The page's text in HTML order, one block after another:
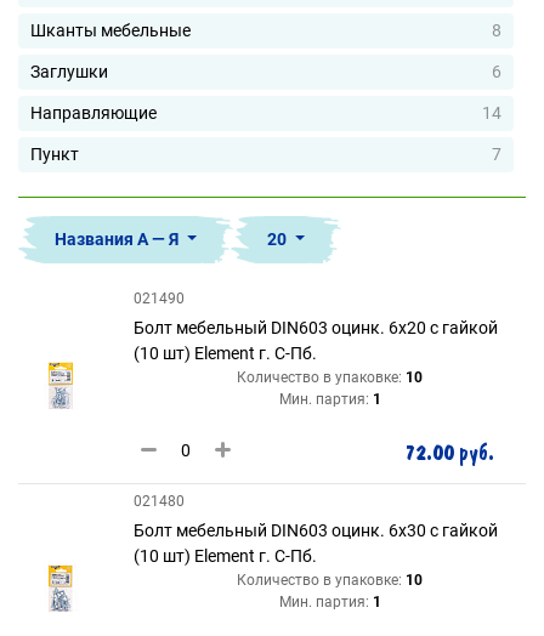
Шканты мебельные 8
Заглушки 6
Направляющие 14
Пункт 7
Названия А — Я 20
021490
Болт мебельный DIN603 оцинк. 6х20 с гайкой
(10 шт) Element г. С-Пб.
Количество в упаковке: 10
Мин. партия: 1
72.00 руб.
021480
Болт мебельный DIN603 оцинк. 6х30 с гайкой
(10 шт) Element г. С-Пб.
Количество в упаковке: 10
Мин. партия: 1